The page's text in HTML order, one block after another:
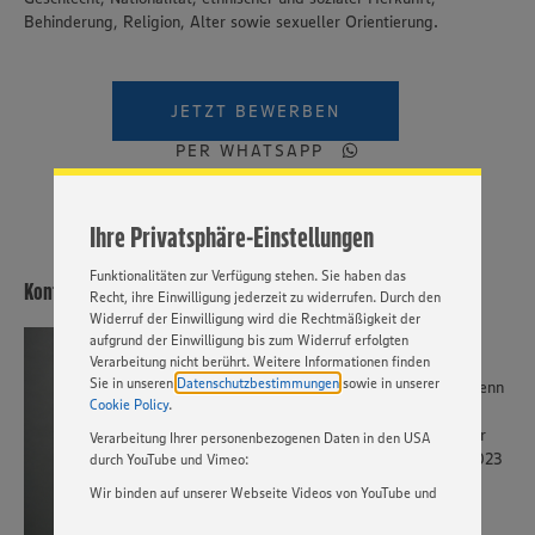
Ihre Privatsphäre-Einstellungen
ein bestmögliches Nutzungserlebnis unserer Website zu
ermöglichen. Wir verwenden Ihre Daten, um unsere
Inhalte anzubieten. Ihre Einwilligung in die Nutzung von
Cookies und anderer Technologien ist freiwillig und kann
„EINSTELLUNGEN ÄNDERN”. Bitte beachten Sie, dass auf
Basis Ihrer Einstellungen ggf. nicht mehr alle
Funktionalitäten zur Verfügung stehen. Sie haben das
Recht, ihre Einwilligung jederzeit zu widerrufen. Durch den
Widerruf der Einwilligung wird die Rechtmäßigkeit der
aufgrund der Einwilligung bis zum Widerruf erfolgten
Verarbeitung nicht berührt. Weitere Informationen finden
Sie in unseren Datenschutzbestimmungen sowie in unserer
Cookie Policy.
Verarbeitung Ihrer personenbezogenen Daten in den USA
durch YouTube und Vimeo:
Wir binden auf unserer Webseite Videos von YouTube und
Behinderung, Religion, Alter sowie sexueller Orientierung.
JETZT BEWERBEN
PER WHATSAPP
Kontakt
Frau Angie Schenkel
Melde Dich gerne bei mir, wenn
Bewerbungsprozess oder zur
Stelle hast: +49 40 6377 2023